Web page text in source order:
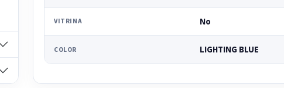
VITRINA No
COLOR LIGHTING BLUE